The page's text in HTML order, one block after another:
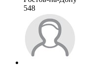
548